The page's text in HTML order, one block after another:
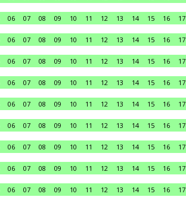
06 07 08 09 10 11 12 13 14 15 16 17
06 07 08 09 10 11 12 13 14 15 16 17
06 07 08 09 10 11 12 13 14 15 16 17
06 07 08 09 10 11 12 13 14 15 16 17
06 07 08 09 10 11 12 13 14 15 16 17
06 07 08 09 10 11 12 13 14 15 16 17
06 07 08 09 10 11 12 13 14 15 16 17
06 07 08 09 10 11 12 13 14 15 16 17
06 07 08 09 10 11 12 13 14 15 16 17